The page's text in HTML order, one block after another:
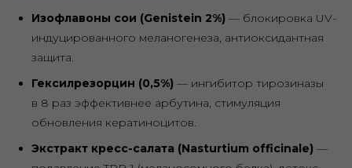
Изофлавоны сои (Genistein 2%) — блокировка UV-
индуцированного меланогенеза, антиоксидантная
защита.
Гексилрезорцин (0,5%) — ингибитор тирозиназы
в 8 раз эффективнее арбутина, стимуляция
обновления кератиноцитов.
Экстракт кресс-салата (Nasturtium officinale) —